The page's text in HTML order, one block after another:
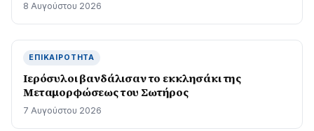
8 Αυγούστου 2026
ΕΠΙΚΑΙΡΌΤΗΤΑ
Ιερόσυλοι βανδάλισαν το εκκλησάκι της
Μεταμορφώσεως του Σωτήρος
7 Αυγούστου 2026